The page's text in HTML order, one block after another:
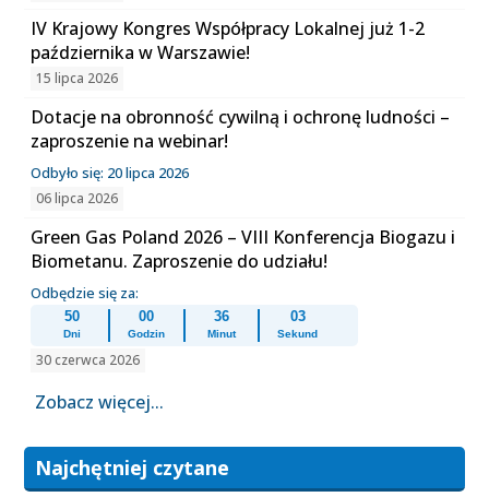
IV Krajowy Kongres Współpracy Lokalnej już 1-2
października w Warszawie!
15 lipca 2026
Dotacje na obronność cywilną i ochronę ludności –
zaproszenie na webinar!
Odbyło się: 20 lipca 2026
06 lipca 2026
Green Gas Poland 2026 – VIII Konferencja Biogazu i
Biometanu. Zaproszenie do udziału!
Odbędzie się za:
50
Dni
00
Godzin
36
Minut
03
Sekund
30 czerwca 2026
Zobacz więcej...
Najchętniej czytane